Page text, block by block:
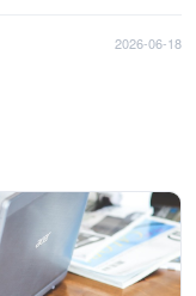
2026-06-18